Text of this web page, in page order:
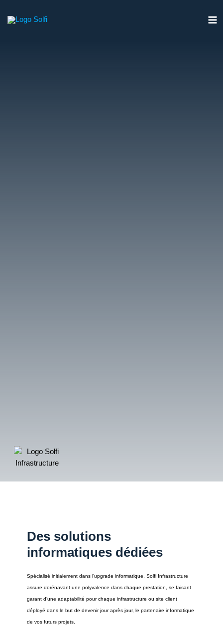
Des solutions
informatiques dédiées
Spécialisé initialement dans l’upgrade informatique, Solfi Infrastructure
assure dorénavant une polyvalence dans chaque prestation, se faisant
garant d’une adaptabilité pour chaque infrastructure ou site client
déployé dans le but de devenir jour après jour, le partenaire informatique
de vos futurs projets.